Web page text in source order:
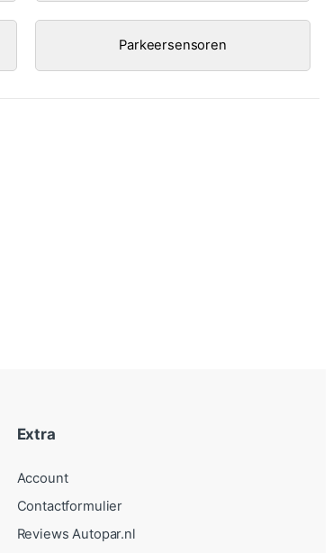
Parkeersensoren
Extra
Account
Contactformulier
Reviews Autopar.nl